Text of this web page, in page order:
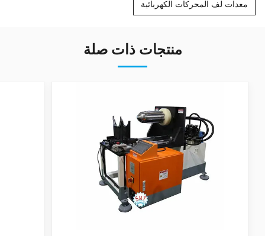
معدات لف المحركات الكهربائية
منتجات ذات صلة